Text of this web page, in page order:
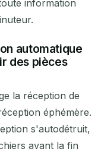
information
automatique
des pièces
la réception de
éphémère.
s'autodétruit,
avant la fin